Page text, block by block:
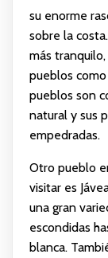
su enorme
sobre la
más
pueblos
pueblos son
natural y sus
empedradas.
Otro pueblo
visitar es
una gran
escondidas
blanca.